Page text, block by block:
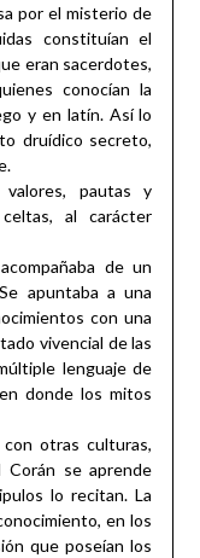
por el misterio de
constituían el
eran sacerdotes,
conocían la
y en latín. Así lo
druídico secreto,
pautas y
al carácter
de un
apuntaba a una
con una
vivencial de las
lenguaje de
donde los mitos
otras culturas,
se aprende
lo recitan. La
en los
que poseían los